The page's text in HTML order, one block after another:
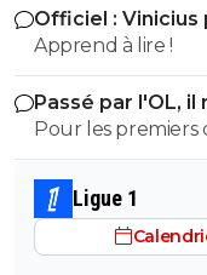
Officiel : Vinicius
Apprend à lire !
Passé par l'OL,
Pour les
du foot. Pour le
es dans quel
foot avec respect?
Ligue 1